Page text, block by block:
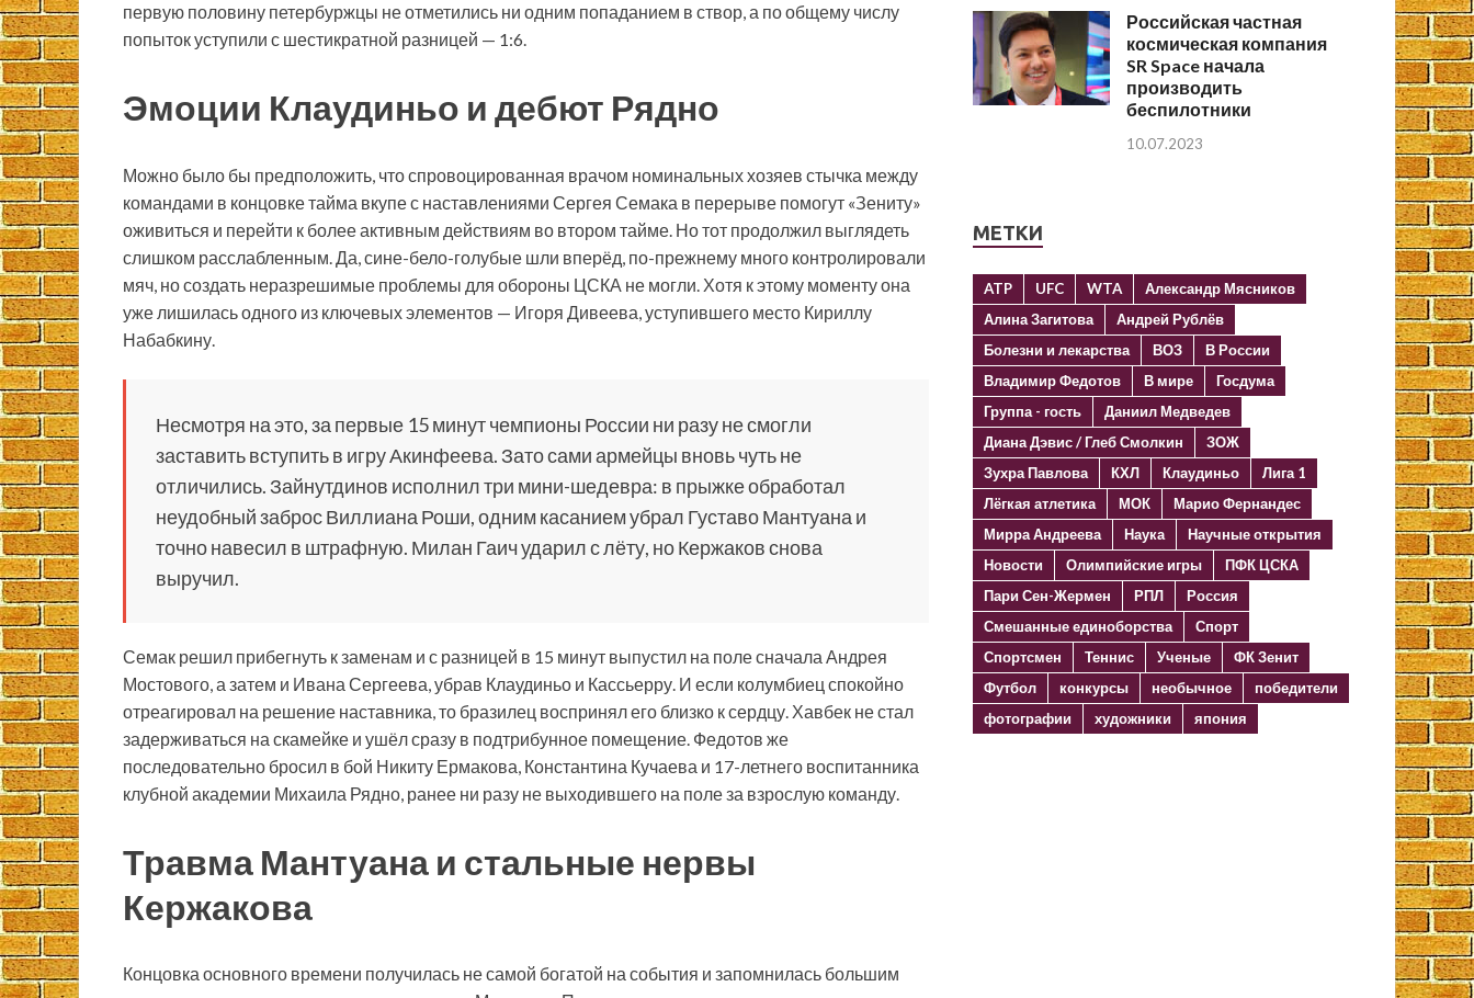
первую половину петербуржцы не отметились ни одним попаданием в створ, а по общему числу
попыток уступили с шестикратной разницей — 1:6.
Эмоции Клаудиньо и дебют Рядно
Можно было бы предположить, что спровоцированная врачом номинальных хозяев стычка между
командами в концовке тайма вкупе с наставлениями Сергея Семака в перерыве помогут «Зениту»
оживиться и перейти к более активным действиям во втором тайме. Но тот продолжил выглядеть
слишком расслабленным. Да, сине-бело-голубые шли вперёд, по-прежнему много контролировали
мяч, но создать неразрешимые проблемы для обороны ЦСКА не могли. Хотя к этому моменту она
уже лишилась одного из ключевых элементов — Игоря Дивеева, уступившего место Кириллу
Набабкину.
Несмотря на это, за первые 15 минут чемпионы России ни разу не смогли
заставить вступить в игру Акинфеева. Зато сами армейцы вновь чуть не
отличились. Зайнутдинов исполнил три мини-шедевра: в прыжке обработал
неудобный заброс Виллиана Роши, одним касанием убрал Густаво Мантуана и
точно навесил в штрафную. Милан Гаич ударил с лёту, но Кержаков снова
выручил.
Семак решил прибегнуть к заменам и с разницей в 15 минут выпустил на поле сначала Андрея
Мостового, а затем и Ивана Сергеева, убрав Клаудиньо и Кассьерру. И если колумбиец спокойно
отреагировал на решение наставника, то бразилец воспринял его близко к сердцу. Хавбек не стал
задерживаться на скамейке и ушёл сразу в подтрибунное помещение. Федотов же
последовательно бросил в бой Никиту Ермакова, Константина Кучаева и 17-летнего воспитанника
клубной академии Михаила Рядно, ранее ни разу не выходившего на поле за взрослую команду.
Травма Мантуана и стальные нервы
Кержакова
Концовка основного времени получилась не самой богатой на события и запомнилась большим
Российская частная
космическая компания
SR Space начала
производить
беспилотники
10.07.2023
МЕТКИ
ATP UFC WTA
Александр Мясников
Алина Загитова
Андрей Рублёв
Болезни и лекарства
ВОЗ
В России
Владимир Федотов
В мире
Госдума
Группа - гость
Даниил Медведев
Диана Дэвис / Глеб Смолкин
ЗОЖ
Зухра Павлова
КХЛ Клаудиньо
Лига 1
Лёгкая атлетика
МОК
Марио Фернандес
Мирра Андреева
Наука
Научные открытия
Новости
Олимпийские игры
ПФК ЦСКА
Пари Сен-Жермен
РПЛ
Россия
Смешанные единоборства
Спорт
Спортсмен
Теннис Ученые
ФК Зенит
Футбол
конкурсы необычное
победители
фотографии
художники япония